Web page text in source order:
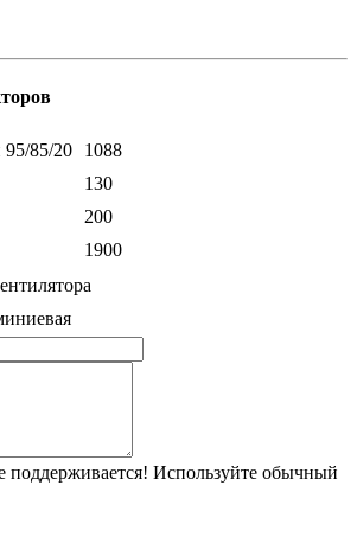
85/20
1088
130
200
1900
поддерживается! Используйте обычный